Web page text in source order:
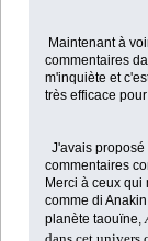
Maintenant à
commentaires
m'inquiète et
très efficace
J'avais proposé
commentaires
Merci à ceux qui
comme di
planète taouïne,